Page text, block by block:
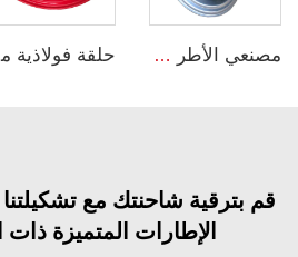
مصنعي الأطر يبيعون الأطر الزراعية مع أطر الإطارات DW20x26 حلقة فولاذية مخصصة
قم بترقية شاحنتك مع
الإطارات المتميزة ذات